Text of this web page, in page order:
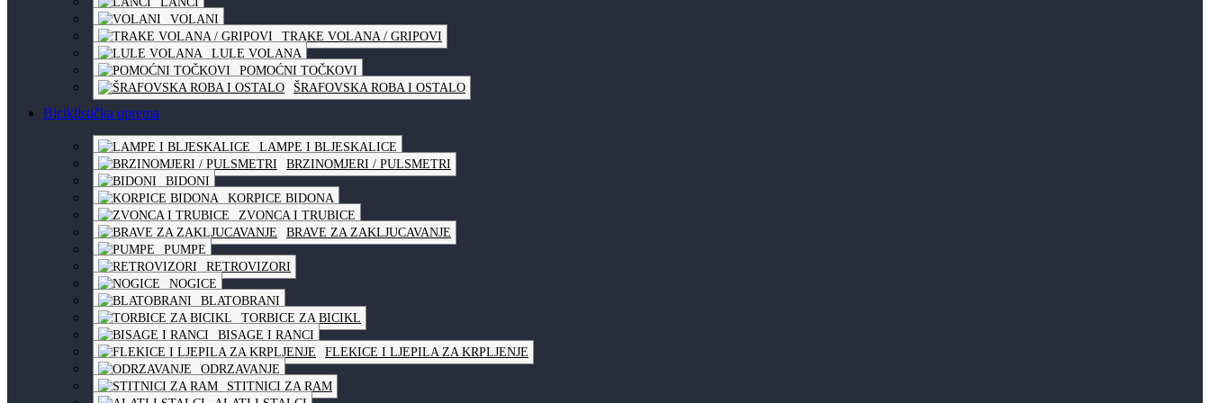
VOLANI
TRAKE VOLANA / GRIPOVI
LULE VOLANA
POMOĆNI TOČKOVI
ŠRAFOVSKA ROBA I OSTALO
Biciklistička oprema
LAMPE I BLJESKALICE
BRZINOMJERI / PULSMETRI
BIDONI
KORPICE BIDONA
ZVONCA I TRUBICE
BRAVE ZA ZAKLJUCAVANJE
PUMPE
RETROVIZORI
NOGICE
BLATOBRANI
TORBICE ZA BICIKL
BISAGE I RANCI
FLEKICE I LJEPILA ZA KRPLJENJE
ODRZAVANJE
STITNICI ZA RAM